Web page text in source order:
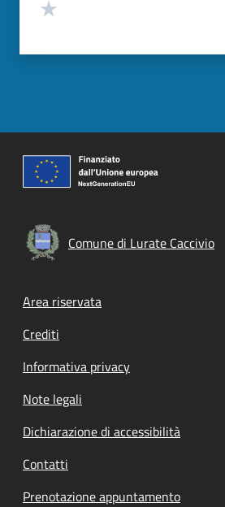
Comune di Lurate Caccivio
Footer menu
Area riservata
Crediti
Informativa privacy
Note legali
Dichiarazione di accessibilità
Contatti
Prenotazione appuntamento